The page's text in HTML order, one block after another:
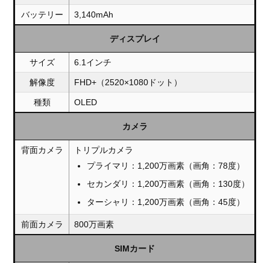
バッテリー 3,140mAh
ディスプレイ
サイズ 6.1インチ
解像度 FHD+（2520×1080ドット）
種類 OLED
カメラ
背面カメラ
トリプルカメラ
プライマリ：1,200万画素（画角：78度）
セカンダリ：1,200万画素（画角：130度）
ターシャリ：1,200万画素（画角：45度）
前面カメラ 800万画素
SIMカード